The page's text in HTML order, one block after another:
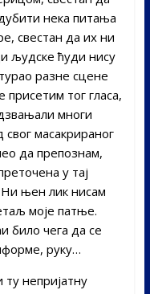
нека питања
свестан да их ни
људске ћуди нису
разне сцене
тог гласа,
многи
свог масакрираног
да препознам,
у тај
њен лик нисам
моје патње.
било чега да се
руку…
непријатну